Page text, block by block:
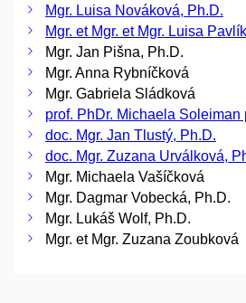
Mgr. Luisa Nováková, Ph.D.
Mgr. et Mgr. et Mgr. Luisa
Mgr. Jan Pišna, Ph.D.
Mgr. Anna Rybníčková
Mgr. Gabriela Sládková
prof. PhDr. Michaela Soleiman
doc. Mgr. Jan Tlustý, Ph.D.
doc. Mgr. Zuzana Urválková,
Mgr. Michaela Vašíčková
Mgr. Dagmar Vobecká, Ph.D.
Mgr. Lukáš Wolf, Ph.D.
Mgr. et Mgr. Zuzana Zoubková